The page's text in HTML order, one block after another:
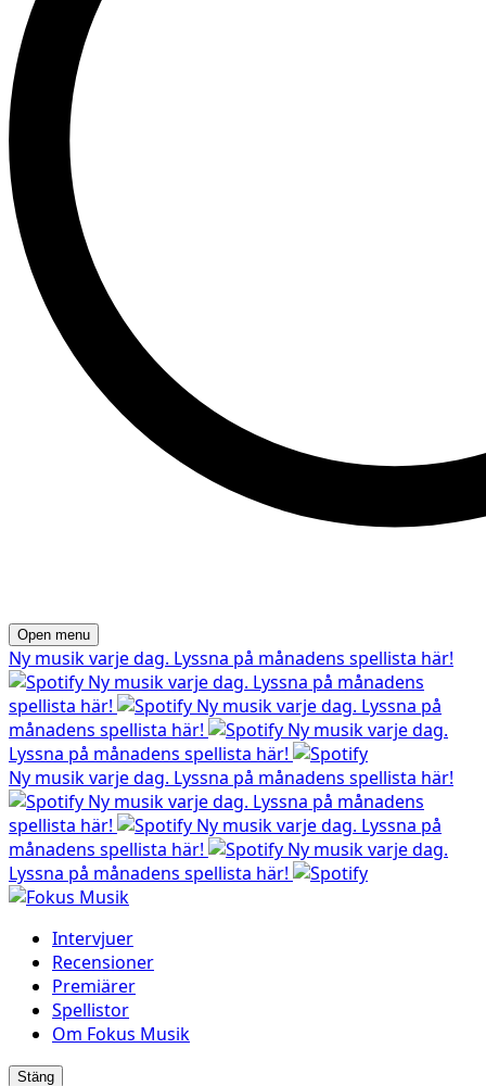
Open menu
Ny musik varje dag. Lyssna på månadens spellista här!
Ny musik varje dag. Lyssna på månadens
spellista här!
Ny musik varje dag. Lyssna på
månadens spellista här!
Ny musik varje dag.
Lyssna på månadens spellista här!
Ny musik varje dag. Lyssna på månadens spellista här!
Ny musik varje dag. Lyssna på månadens
spellista här!
Ny musik varje dag. Lyssna på
månadens spellista här!
Ny musik varje dag.
Lyssna på månadens spellista här!
Intervjuer
Recensioner
Premiärer
Spellistor
Om Fokus Musik
Stäng